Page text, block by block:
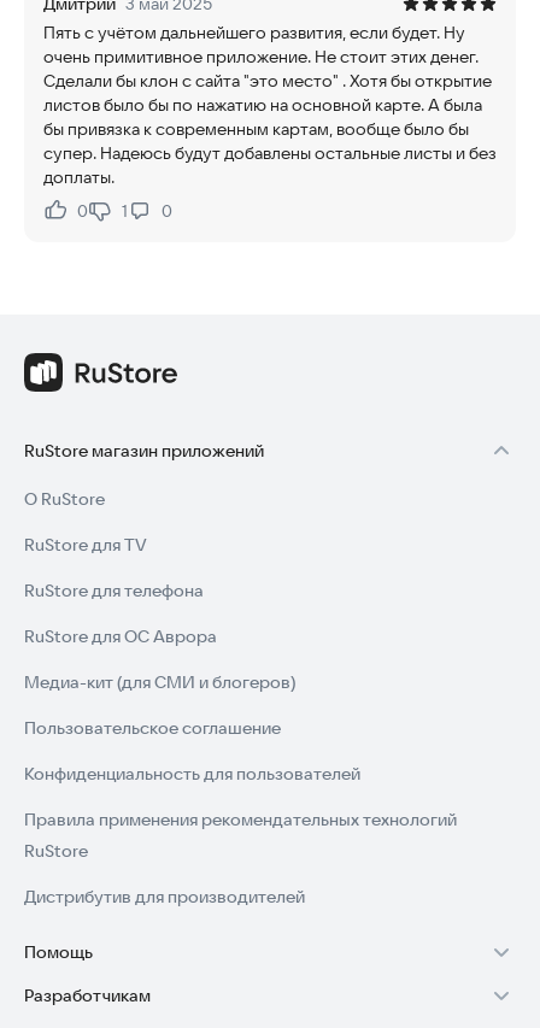
Пять с учётом дальнейшего развития, если будет. Ну
очень примитивное приложение. Не стоит этих денег.
Сделали бы клон с сайта "это место" . Хотя бы открытие
листов было бы по нажатию на основной карте. А была
бы привязка к современным картам, вообще было бы
супер. Надеюсь будут добавлены остальные листы и без
доплаты.
Нравится:
0Не нравится:
1 0
RuStore магазин приложений
О RuStore
RuStore для TV
RuStore для телефона
RuStore для ОС Аврора
Медиа-кит (для СМИ и блогеров)
Пользовательское соглашение
Конфиденциальность для пользователей
Правила применения рекомендательных технологий
RuStore
Дистрибутив для производителей
Помощь
Установка RuStore на TV
Разработчикам